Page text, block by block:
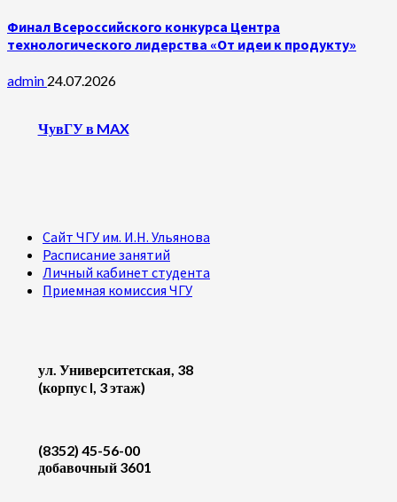
Финал Всероссийского конкурса Центра
технологического лидерства «От идеи к продукту»
admin 24.07.2026
ЧувГУ в MAX
Сайт ЧГУ им. И.Н. Ульянова
Расписание занятий
Личный кабинет студента
Приемная комиссия ЧГУ
ул. Университетская, 38
(корпус I, 3 этаж)
(8352) 45-56-00
добавочный 3601